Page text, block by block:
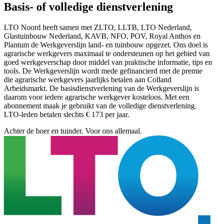
Basis- of volledige dienstverlening
LTO Noord heeft samen met ZLTO, LLTB, LTO Nederland,
Glastuinbouw Nederland, KAVB, NFO, POV, Royal Anthos en
Plantum de Werkgeverslijn land- en tuinbouw opgezet. Ons doel is
agrarische werkgevers maximaal te ondersteunen op het gebied van
goed werkgeverschap door middel van praktische informatie, tips en
tools. De Werkgeverslijn wordt mede gefinancierd met de premie
die agrarische werkgevers jaarlijks betalen aan Colland
Arbeidsmarkt. De basisdienstverlening van de Werkgeverslijn is
daarom voor iedere agrarische werkgever kosteloos. Met een
abonnement maak je gebruikt van de volledige dienstverlening.
LTO-leden betalen slechts € 173 per jaar.
Achter de boer en tuinder. Voor ons allemaal.